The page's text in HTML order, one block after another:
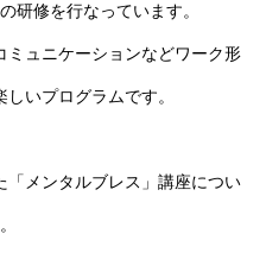
研修を行なっています。
ミュニケーションなどワーク形
いプログラムです。
「メンタルブレス」講座につい